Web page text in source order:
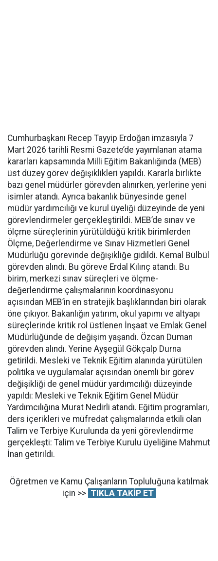
Cumhurbaşkanı Recep Tayyip Erdoğan imzasıyla 7
Mart 2026 tarihli Resmi Gazete’de yayımlanan atama
kararları kapsamında Milli Eğitim Bakanlığında (MEB)
üst düzey görev değişiklikleri yapıldı. Kararla birlikte
bazı genel müdürler görevden alınırken, yerlerine yeni
isimler atandı. Ayrıca bakanlık bünyesinde genel
müdür yardımcılığı ve kurul üyeliği düzeyinde de yeni
görevlendirmeler gerçekleştirildi. MEB’de sınav ve
ölçme süreçlerinin yürütüldüğü kritik birimlerden
Ölçme, Değerlendirme ve Sınav Hizmetleri Genel
Müdürlüğü görevinde değişikliğe gidildi. Kemal Bülbül
görevden alındı. Bu göreve Erdal Kılınç atandı. Bu
birim, merkezi sınav süreçleri ve ölçme-
değerlendirme çalışmalarının koordinasyonu
açısından MEB’in en stratejik başlıklarından biri olarak
öne çıkıyor. Bakanlığın yatırım, okul yapımı ve altyapı
süreçlerinde kritik rol üstlenen İnşaat ve Emlak Genel
Müdürlüğünde de değişim yaşandı. Özcan Duman
görevden alındı. Yerine Ayşegül Gökçalp Durna
getirildi. Mesleki ve Teknik Eğitim alanında yürütülen
politika ve uygulamalar açısından önemli bir görev
değişikliği de genel müdür yardımcılığı düzeyinde
yapıldı: Mesleki ve Teknik Eğitim Genel Müdür
Yardımcılığına Murat Nedirli atandı. Eğitim programları,
ders içerikleri ve müfredat çalışmalarında etkili olan
Talim ve Terbiye Kurulunda da yeni görevlendirme
gerçekleşti: Talim ve Terbiye Kurulu üyeliğine Mahmut
İnan getirildi.
Öğretmen ve Kamu Çalışanların Topluluğuna katılmak
için >> TIKLA TAKİP ET